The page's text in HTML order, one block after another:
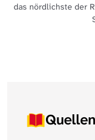
das nördlichste der
Quellen